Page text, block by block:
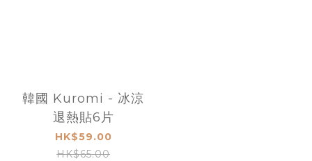
韓國 Kuromi - 冰涼
退熱貼6片
HK$59.00
HK$65.00